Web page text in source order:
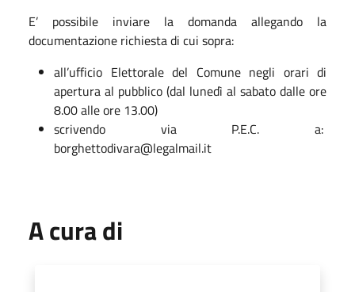
E’ possibile inviare la domanda allegando la
documentazione richiesta di cui sopra:
all’ufficio Elettorale del Comune negli orari di
apertura al pubblico (dal lunedì al sabato dalle ore
8.00 alle ore 13.00)
scrivendo via P.E.C. a:
borghettodivara@legalmail.it
A cura di